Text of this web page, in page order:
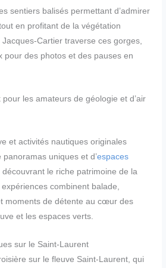
sentiers balisés permettant d’admirer
en profitant de la végétation
Cartier traverse ces gorges,
pour des photos et des pauses en
pour les amateurs de géologie et d’air
et activités nautiques originales
uniques et d’espaces
découvrant le riche patrimoine de la
combinent balade,
moments de détente au cœur des
et les espaces verts.
sur le Saint-Laurent
sur le fleuve Saint-Laurent, qui